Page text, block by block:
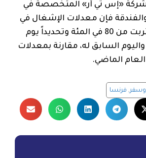
«إس تي آر» المتخصصة في
فإن معدلات الإشغال في
فنادق باريس اقتربت من 80 في المئة وتحديداً يوم
واليوم السابق له، مقارنة بمعدلات
, فرنسا